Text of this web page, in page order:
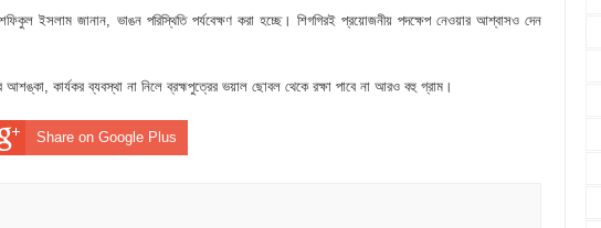
ইসলাম জানান, ভাঙন পরিস্থিতি পর্যবেক্ষণ করা হচ্ছে। শিগগিরই প্রয়োজনীয় পদক্ষেপ নেওয়ার আশ্বাসও দেন
আশঙ্কা, কার্যকর ব্যবস্থা না নিলে ব্রহ্মপুত্রের ভয়াল ছোবল থেকে রক্ষা পাবে না আরও বহু গ্রাম।
Share on Google Plus